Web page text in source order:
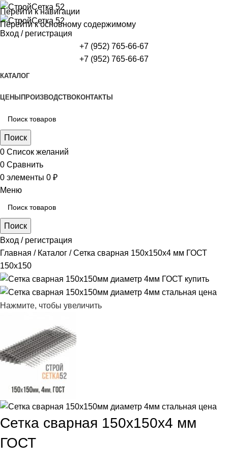
Перейти к навигации
Перейти к основному содержимому
Вход / регистрация
+7 (952) 765-66-67
+7 (952) 765-66-67
КАТАЛОГ
ЦЕНЫПРОИЗВОДСТВОКОНТАКТЫ
Поиск
0 Список желаний
0 Сравнить
0 элементы 0 ₽
Меню
Поиск
Вход / регистрация
Главная
Каталог
Сетка сварная 150х150х4 мм ГОСТ
150x150
Нажмите, чтобы увеличить
Сетка сварная 150х150х4 мм
ГОСТ